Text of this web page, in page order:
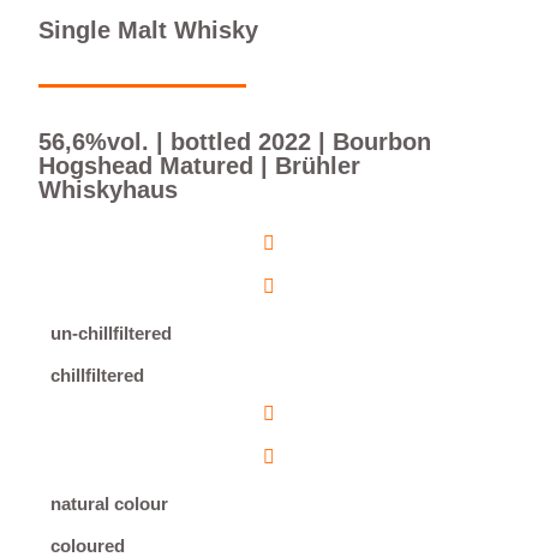
Single Malt Whisky
56,6%vol. | bottled 2022 | Bourbon
Hogshead Matured | Brühler
Whiskyhaus
un-chillfiltered
chillfiltered
natural colour
coloured